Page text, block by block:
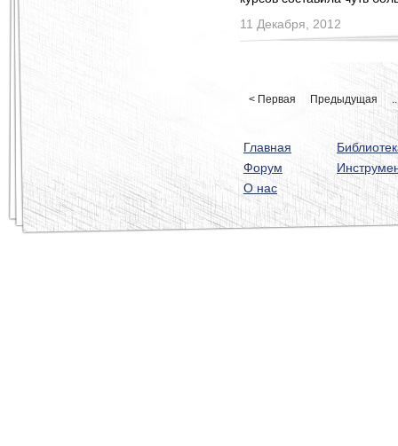
11 Декабря, 2012
< Первая Предыдущая
Главная
Форум
О нас